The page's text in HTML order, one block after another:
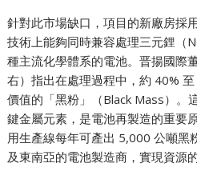
針對此市場缺口，項目的新廠房採
技術上能夠同時兼容處理三元鋰（
種主流化學體系的電池。晋揚國際
右）指出在處理過程中，約 40%
價值的「黑粉」（Black Mass）。
鍵金屬元素，是電池再製造的重要
用生產線每年可產出 5,000 公噸黑
及東南亞的電池製造商，實現資源